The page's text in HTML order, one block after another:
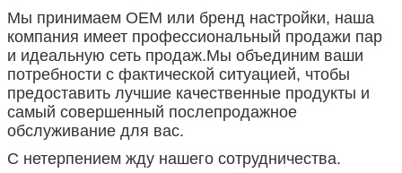
Мы принимаем OEM или бренд настройки, наша
компания имеет профессиональный продажи пар
и идеальную сеть продаж.Мы объединим ваши
потребности с фактической ситуацией, чтобы
предоставить лучшие качественные продукты и
самый совершенный послепродажное
обслуживание для вас.
С нетерпением жду нашего сотрудничества.